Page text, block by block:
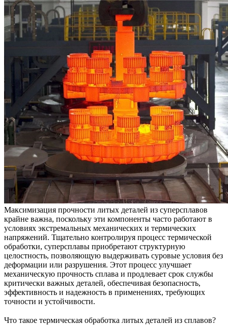
Максимизация прочности литых деталей из суперсплавов
крайне важна, поскольку эти компоненты часто работают в
условиях экстремальных механических и термических
напряжений. Тщательно контролируя процесс термической
обработки, суперсплавы приобретают структурную
целостность, позволяющую выдерживать суровые условия без
деформации или разрушения. Этот процесс улучшает
механическую прочность сплава и продлевает срок службы
критически важных деталей, обеспечивая безопасность,
эффективность и надежность в применениях, требующих
точности и устойчивости.
Что такое термическая обработка литых деталей из сплавов?